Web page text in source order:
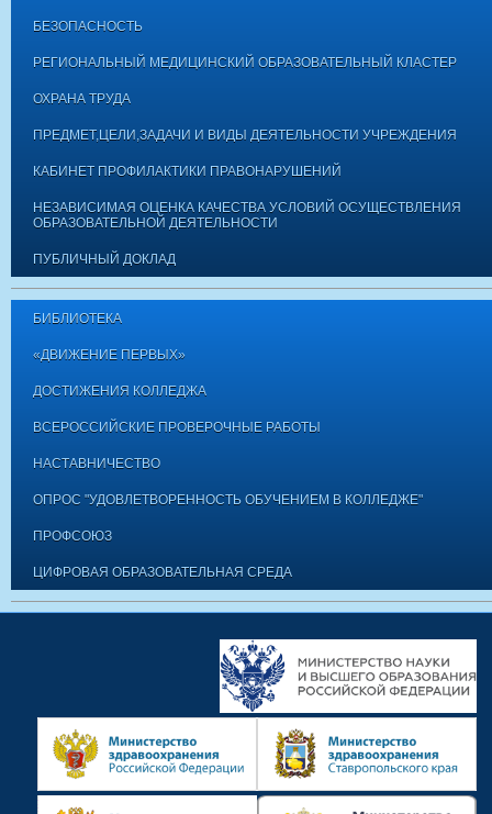
БЕЗОПАСНОСТЬ
РЕГИОНАЛЬНЫЙ МЕДИЦИНСКИЙ ОБРАЗОВАТЕЛЬНЫЙ КЛАСТЕР
ОХРАНА ТРУДА
ПРЕДМЕТ,ЦЕЛИ,ЗАДАЧИ И ВИДЫ ДЕЯТЕЛЬНОСТИ УЧРЕЖДЕНИЯ
КАБИНЕТ ПРОФИЛАКТИКИ ПРАВОНАРУШЕНИЙ
НЕЗАВИСИМАЯ ОЦЕНКА КАЧЕСТВА УСЛОВИЙ ОСУЩЕСТВЛЕНИЯ
ОБРАЗОВАТЕЛЬНОЙ ДЕЯТЕЛЬНОСТИ
ПУБЛИЧНЫЙ ДОКЛАД
БИБЛИОТЕКА
«ДВИЖЕНИЕ ПЕРВЫХ»
ДОСТИЖЕНИЯ КОЛЛЕДЖА
ВСЕРОССИЙСКИЕ ПРОВЕРОЧНЫЕ РАБОТЫ
НАСТАВНИЧЕСТВО
ОПРОС "УДОВЛЕТВОРЕННОСТЬ ОБУЧЕНИЕМ В КОЛЛЕДЖЕ"
ПРОФСОЮЗ
ЦИФРОВАЯ ОБРАЗОВАТЕЛЬНАЯ СРЕДА